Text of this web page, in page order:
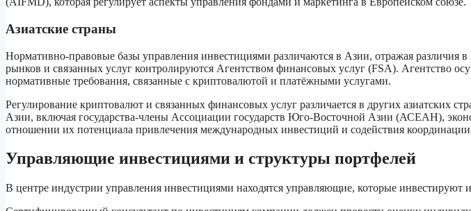
Азиатские страны
Нормативно-правовые базы управления инвестициями различаются в Азии, отражая
рынков и связанных услуг контролируются Агентством финансовых услуг (FSA). Агентство
нормативные требования, связанные с криптовалютой и платёжными услугами.
Регулирование криптовалют и связанных финансовых услуг различается в других
Азии, включая государства-члены Ассоциации государств Юго-Восточной Азии (АСЕАН),
отношении их потенциала привлечения международных инвестиций и содействия
Управляющие инвестициями и структуры портфелей
В центре индустрии управления инвестициями находятся управляющие, которые инвестируют